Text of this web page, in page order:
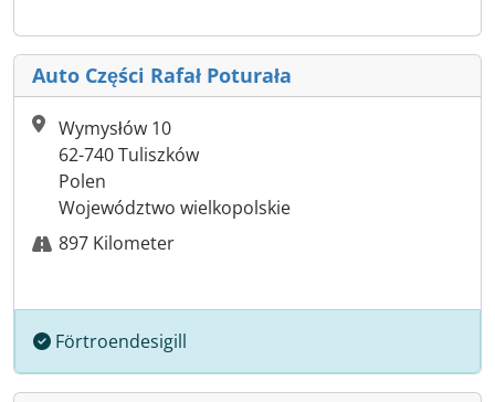
Auto Części Rafał Poturała
Wymysłów 10
62-740 Tuliszków
Polen
Województwo wielkopolskie
897 Kilometer
Förtroendesigill